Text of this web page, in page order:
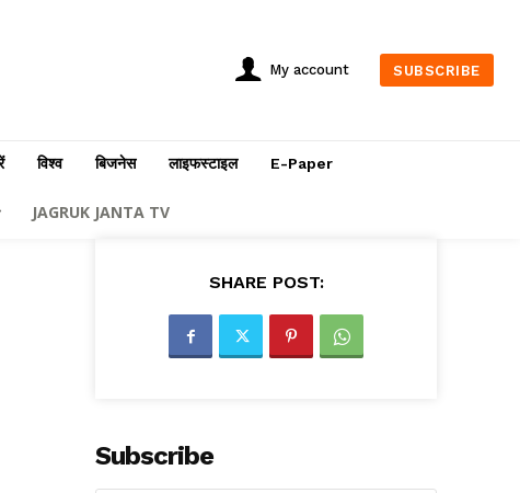
My account SUBSCRIBE
विश्व बिजनेस लाइफस्टाइल E-Paper
JAGRUK JANTA TV
SHARE POST:
Subscribe